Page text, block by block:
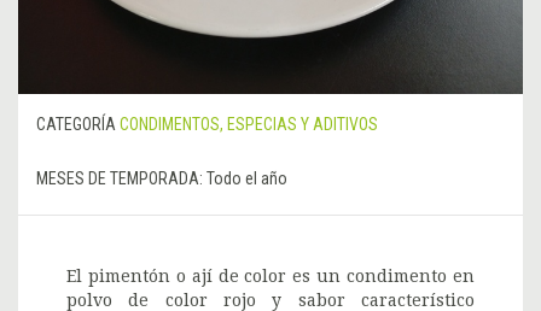
CATEGORÍA CONDIMENTOS, ESPECIAS Y ADITIVOS
MESES DE TEMPORADA: Todo el año
El pimentón o ají de color es un condimento en
polvo de color rojo y sabor característico